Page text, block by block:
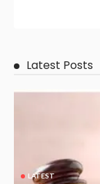
Latest Posts
LATEST